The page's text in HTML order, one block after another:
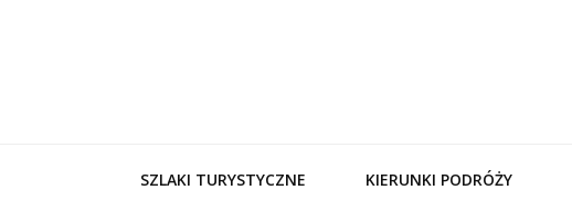
SZLAKI TURYSTYCZNE KIERUNKI PODRÓŻY